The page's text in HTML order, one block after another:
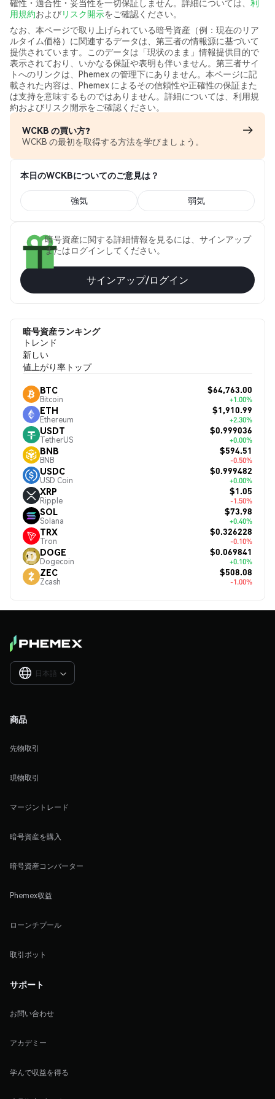
確性・適合性・妥当性を一切保証しません。詳細については、 利
用規約およびリスク開示をご確認ください。
なお、本ページで取り上げられている暗号資産（例：現在のリア
ルタイム価格）に関連するデータは、第三者の情報源に基づいて
提供されています。このデータは「現状のまま」情報提供目的で
表示されており、いかなる保証や表明も伴いません。第三者サイ
トへのリンクは、Phemex の管理下にありません。本ページに記
載された内容は、Phemex によるその信頼性や正確性の保証また
は支持を意味するものではありません。詳細については、利用規
約およびリスク開示をご確認ください。
WCKB の買い方?
WCKB の最初を取得する方法を学びましょう。
本日のWCKBについてのご意見は？
強気 弱気
暗号資産に関する詳細情報を見るには、サインアップ
またはログインしてください。
サインアップ/ログイン
暗号資産ランキング
トレンド
新しい
値上がり率トップ
BTC
Bitcoin
$64,763.00
+1.00%
ETH
Ethereum
$1,910.99
+2.30%
USDT
TetherUS
$0.999036
+0.00%
BNB
BNB
$594.51
-0.50%
USDC
USD Coin
$0.999482
+0.00%
XRP
Ripple
$1.05
-1.50%
SOL
Solana
$73.98
+0.40%
TRX
Tron
$0.326228
-0.10%
DOGE
Dogecoin
$0.069841
+0.10%
ZEC
Zcash
$508.08
-1.00%
日本語 
商品
先物取引
現物取引
マージントレード
暗号資産を購入
暗号資産コンバーター
Phemex収益
ローンチプール
取引ボット
サポート
お問い合わせ
アカデミー
学んで収益を得る